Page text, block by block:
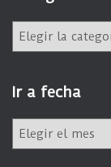
e
g
o
í
Ir a fecha